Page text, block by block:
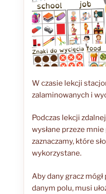
W czasie lekcji
zalaminowanych i
Podczas lekcji
wysłane przeze
zaznaczamy, które
wykorzystane.
Aby dany gracz
danym polu, musi